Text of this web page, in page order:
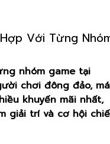
Với Từng
nhóm game tại
chơi đông đảo,
khuyến mãi nhất,
giải trí và cơ hội